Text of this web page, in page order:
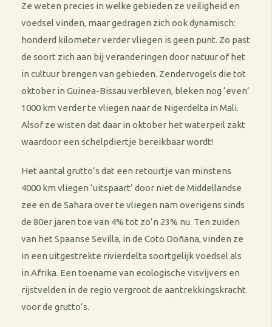
Ze weten precies in welke gebieden ze veiligheid en
voedsel vinden, maar gedragen zich ook dynamisch:
honderd kilometer verder vliegen is geen punt. Zo past
de soort zich aan bij veranderingen door natuur of het
in cultuur brengen van gebieden. Zendervogels die tot
oktober in Guinea-Bissau verbleven, bleken nog ‘even’
1000 km verder te vliegen naar de Nigerdelta in Mali.
Alsof ze wisten dat daar in oktober het waterpeil zakt
waardoor een schelpdiertje bereikbaar wordt!
Het aantal grutto’s dat een retourtje van minstens
4000 km vliegen ‘uitspaart’ door niet de Middellandse
zee en de Sahara over te vliegen nam overigens sinds
de 80er jaren toe van 4% tot zo’n 23% nu. Ten zuiden
van het Spaanse Sevilla, in de Coto Doñana, vinden ze
in een uitgestrekte rivierdelta soortgelijk voedsel als
in Afrika. Een toename van ecologische visvijvers en
rijstvelden in de regio vergroot de aantrekkingskracht
voor de grutto’s.